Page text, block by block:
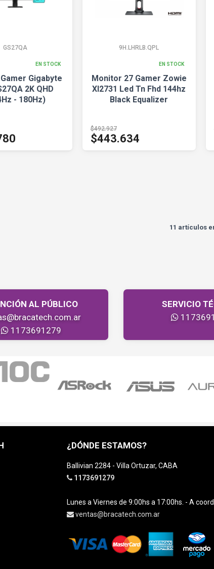
GS27QA
EN STOCK
Gigabyte
2K QHD
- 180Hz)
9H.LHRLB.QPL
EN STOCK
Monitor 27 Gamer Zowie
Xl2731 Led Tn Fhd 144hz
Black Equalizer
$492.927
$443.634
11 artículos
AL PÚBLICO
1173691279
SERVICIO
¿DÓNDE ESTAMOS?
Ballivian 2284 - Villa Ortuzar, CABA
1173691279
Lunes a Viernes de 9:00hs a 17:00hs. - A
ventas@bracatech.com.ar